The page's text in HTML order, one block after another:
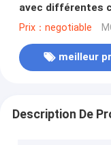
avec différentes
Prix：negotiable
meilleur
Description De